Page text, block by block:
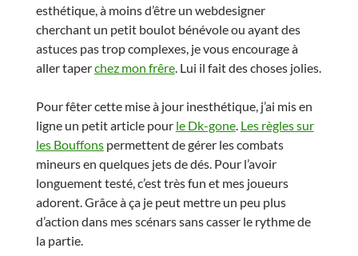
esthétique, à moins d’être un webdesigner
cherchant un petit boulot bénévole ou ayant des
astuces pas trop complexes, je vous encourage à
aller taperchez mon frêre. Lui il fait des choses jolies.
Pour fêter cette mise à jour inesthétique, j’ai mis en
ligne un petit article pour le Dk-gone. Les règles sur
les Bouffonspermettent de gérer les combats
mineurs en quelques jets de dés. Pour l’avoir
longuement testé, c’est très fun et mes joueurs
adorent. Grâce à ça je peut mettre un peu plus
d’action dans mes scénars sans casser le rythme de
la partie.